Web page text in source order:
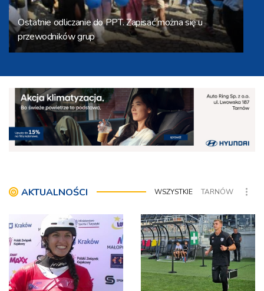
Ostatnie odliczanie do PPT. Zapisać można się u
przewodników grup
AKTUALNOŚCI WSZYSTKIE TARNÓW